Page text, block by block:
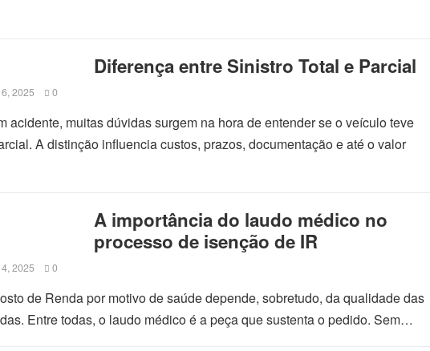
Diferença entre Sinistro Total e Parcial
2025 0
acidente, muitas dúvidas surgem na hora de entender se o veículo teve
A distinção influencia custos, prazos, documentação e até o valor
A importância do laudo médico no
processo de isenção de IR
2025 0
de Renda por motivo de saúde depende, sobretudo, da qualidade das
Entre todas, o laudo médico é a peça que sustenta o pedido. Sem…